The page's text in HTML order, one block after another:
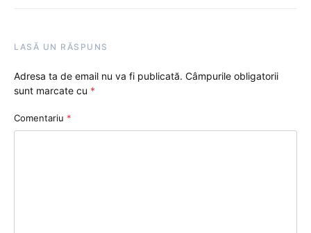
LASĂ UN RĂSPUNS
Adresa ta de email nu va fi publicată. Câmpurile obligatorii
sunt marcate cu *
Comentariu *